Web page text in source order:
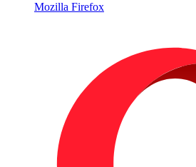
Mozilla Firefox